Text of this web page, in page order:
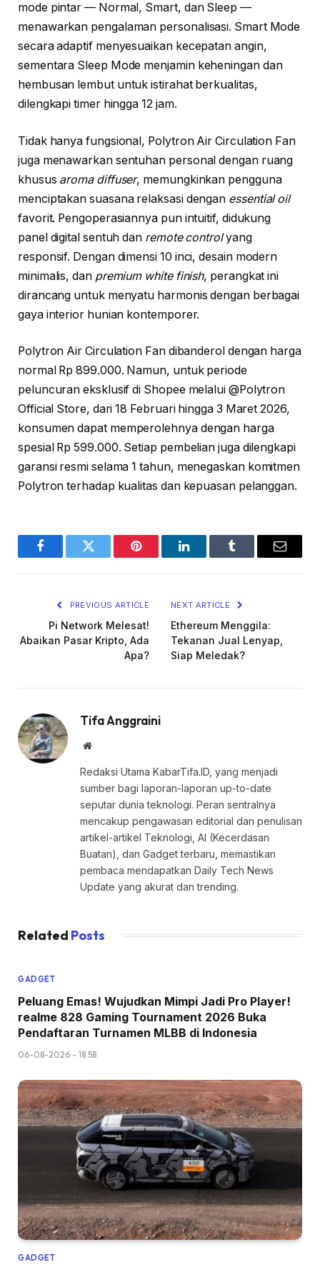
mode pintar — Normal, Smart, dan Sleep —
menawarkan pengalaman personalisasi. Smart Mode
secara adaptif menyesuaikan kecepatan angin,
sementara Sleep Mode menjamin keheningan dan
hembusan lembut untuk istirahat berkualitas,
dilengkapi timer hingga 12 jam.
Tidak hanya fungsional, Polytron Air Circulation Fan
juga menawarkan sentuhan personal dengan ruang
khusus aroma diffuser, memungkinkan pengguna
menciptakan suasana relaksasi dengan essential oil
favorit. Pengoperasiannya pun intuitif, didukung
panel digital sentuh dan remote controlyang
responsif. Dengan dimensi 10 inci, desain modern
minimalis, dan premium white finish, perangkat ini
dirancang untuk menyatu harmonis dengan berbagai
gaya interior hunian kontemporer.
Polytron Air Circulation Fan dibanderol dengan harga
normal Rp 899.000. Namun, untuk periode
peluncuran eksklusif di Shopee melalui @Polytron
Official Store, dari 18 Februari hingga 3 Maret 2026,
konsumen dapat memperolehnya dengan harga
spesial Rp 599.000. Setiap pembelian juga dilengkapi
garansi resmi selama 1 tahun, menegaskan komitmen
Polytron terhadap kualitas dan kepuasan pelanggan.
FacebookTwitter Pinterest LinkedInTumblr Email
PREVIOUS ARTICLE
Pi Network Melesat!
Abaikan Pasar Kripto, Ada
Apa?
NEXT ARTICLE
Ethereum Menggila:
Tekanan Jual Lenyap,
Siap Meledak?
Tifa Anggraini
Website
Redaksi Utama KabarTifa.ID, yang menjadi
sumber bagi laporan-laporan up-to-date
seputar dunia teknologi. Peran sentralnya
mencakup pengawasan editorial dan penulisan
artikel-artikel Teknologi, AI (Kecerdasan
Buatan), dan Gadget terbaru, memastikan
pembaca mendapatkan Daily Tech News
Update yang akurat dan trending.
Related Posts
GADGET
Peluang Emas! Wujudkan Mimpi Jadi Pro Player!
realme 828 Gaming Tournament 2026 Buka
Pendaftaran Turnamen MLBB di Indonesia
06-08-2026 - 18.58
GADGET